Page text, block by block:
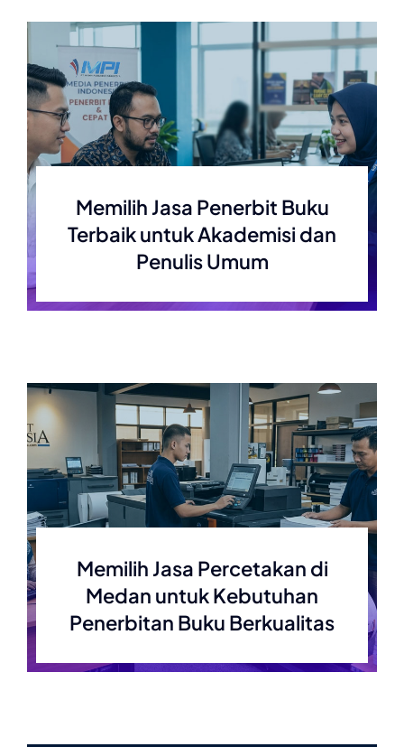
Memilih Jasa Penerbit Buku
Terbaik untuk Akademisi dan
Penulis Umum
Memilih Jasa Percetakan di
Medan untuk Kebutuhan
Penerbitan Buku Berkualitas